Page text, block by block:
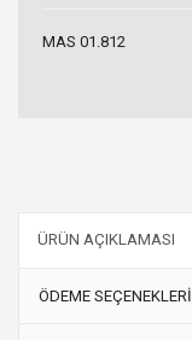
MAS 01.812
ÜRÜN AÇIKLAMASI
ÖDEME SEÇENEKLERİ